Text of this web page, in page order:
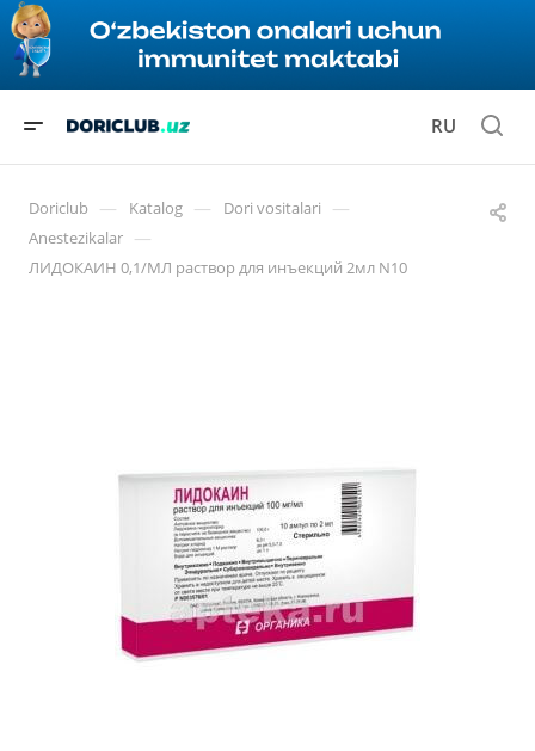
RU
Doriclub — Katalog — Dori vositalari —
Anestezikalar —
ЛИДОКАИН 0,1/МЛ раствор для инъекций 2мл N10